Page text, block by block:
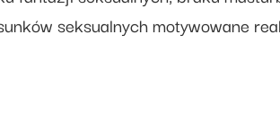
seksualnych motywowane